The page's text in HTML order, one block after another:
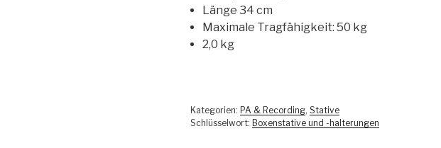
Länge 34 cm
Maximale Tragfähigkeit: 50 kg
2,0 kg
Kategorien: PA & Recording,Stative
Schlüsselwort: Boxenstative und -halterungen